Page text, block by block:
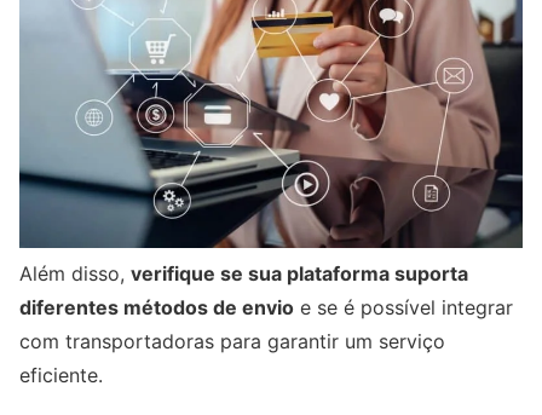
Além disso, verifique se sua plataforma suporta
diferentes métodos de envio e se é possível integrar
com transportadoras para garantir um serviço
eficiente.